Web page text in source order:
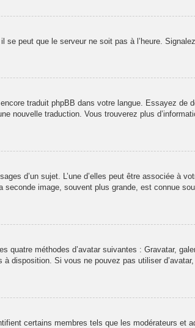
se peut que le serveur ne soit pas à l’heure.
traduit phpBB dans votre langue. Essayez de
nouvelle traduction. Vous trouverez plus
d’un sujet. L’une d’elles peut être associée à
image, souvent plus grande, est connue
quatre méthodes d’avatar suivantes : Gravatar,
disposition. Si vous ne pouvez pas utiliser
certains membres tels que les modérateurs et